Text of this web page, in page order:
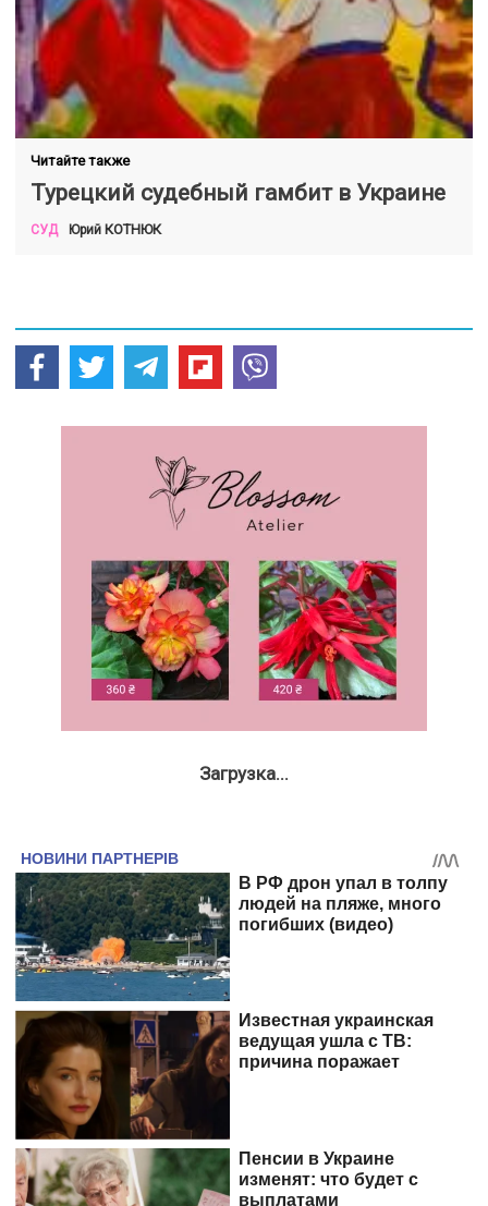
Читайте также
Турецкий судебный гамбит в Украине
СУД Юрий КОТНЮК
Загрузка...